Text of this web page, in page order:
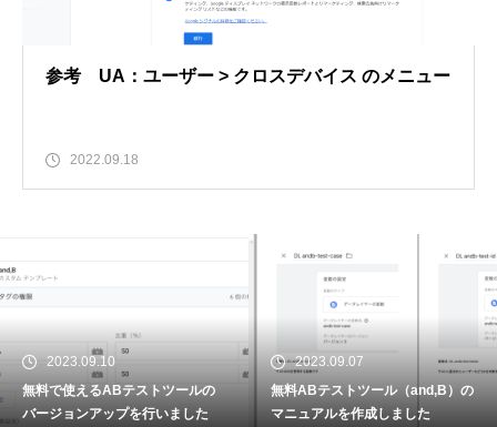
参考 UA：ユーザー > クロスデバイス のメニュー
2022.09.18
2023.09.10
無料で使えるABテストツールの
バージョンアップを行いました
2023.09.07
無料ABテストツール（and,B）の
マニュアルを作成しました